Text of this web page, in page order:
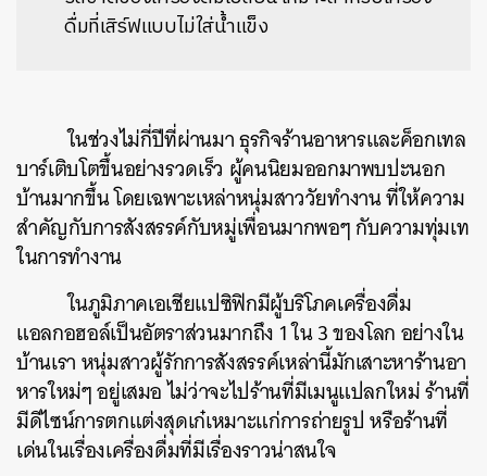
ดื่มที่เสิร์ฟแบบไม่ใส่น้ำแข็ง
ในช่วงไม่กี่ปีที่ผ่านมา ธุรกิจร้านอาหารและค็อกเทล
บาร์เติบโตขึ้นอย่างรวดเร็ว ผู้คนนิยมออกมาพบปะนอก
บ้านมากขึ้นโดยเฉพาะเหล่าหนุ่มสาววัยทำงานที่ให้ความ
สำคัญกับการสังสรรค์กับหมู่เพื่อนมากพอๆกับความทุ่มเท
ในการทำงาน
ในภูมิภาคเอเชียแปซิฟิกมีผู้บริโภคเครื่องดื่ม
แอลกอฮอล์เป็นอัตราส่วนมากถึง1ใน3ของโลกอย่างใน
บ้านเราหนุ่มสาวผู้รักการสังสรรค์เหล่านี้มักเสาะหาร้านอา
หารใหม่ๆอยู่เสมอไม่ว่าจะไปร้านที่มีเมนูแปลกใหม่ร้านที่
มีดีไซน์การตกแต่งสุดเก๋เหมาะแก่การถ่ายรูปหรือร้านที่
เด่นในเรื่องเครื่องดื่มที่มีเรื่องราวน่าสนใจ